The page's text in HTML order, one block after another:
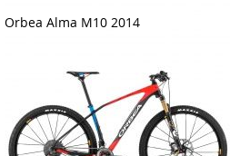
Orbea Alma M10 2014